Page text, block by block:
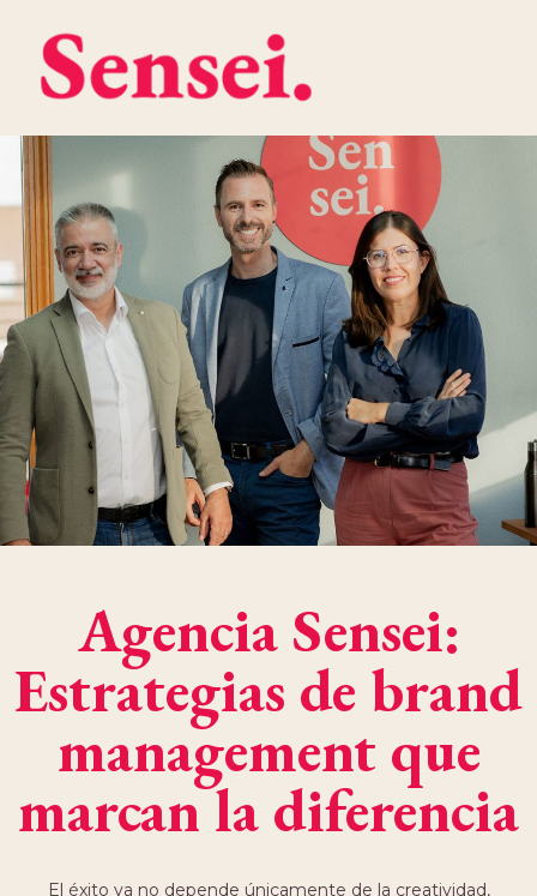
Agencia Sensei:
Estrategias de brand
management que
marcan la diferencia
El éxito ya no depende únicamente de la creatividad,